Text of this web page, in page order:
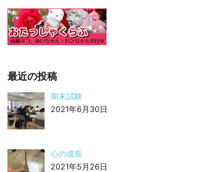
最近の投稿
期末試験
2021年6月30日
心の成長
2021年5月26日